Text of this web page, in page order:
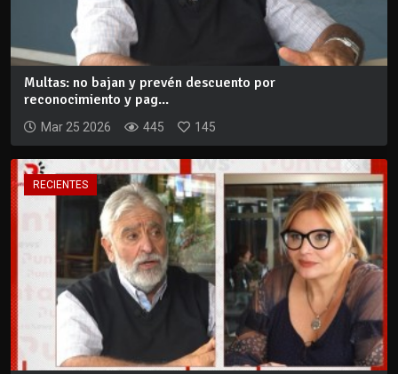
Multas: no bajan y prevén descuento por
reconocimiento y pag...
Mar 25 2026 445 145
RECIENTES